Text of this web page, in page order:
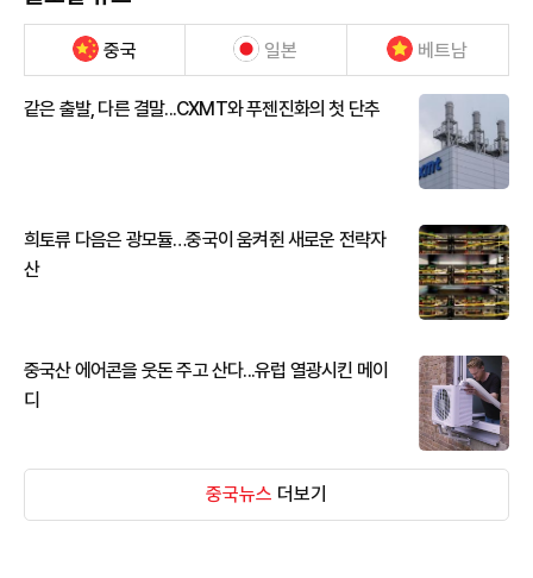
중국 일본 베트남
같은 출발, 다른 결말...CXMT와 푸젠진화의 첫 단추
희토류 다음은 광모듈…중국이 움켜쥔 새로운 전략자
산
중국산 에어콘을 웃돈 주고 산다...유럽 열광시킨 메이
디
중국뉴스 더보기